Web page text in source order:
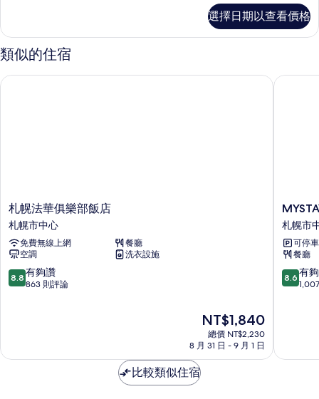
房
的
所
有
雙
床
房,
煙
選擇日期以查看價格
類似的住宿
札
幌
法
華
俱
樂
部
中
札幌法華俱樂部飯店
札幌市中心
免費無線上網
餐廳
空調
洗衣設施
8.8
分，
夠
8.8 有夠讚
863 則評論
現
在
價
NT$1,840
總價 NT$2,230
8 月 31 日 - 9 月 1 日
札幌法華俱樂部飯店
札
幌
站
北
口
酒
心
札幌市
可停車
餐廳
8.6
分，
夠
8.6 有
比較類似住宿